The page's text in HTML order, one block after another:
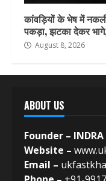
कांवड़ियों के भेष में
पकड़ा, झटका देकर
August 8, 2026
ABOUT US
Founder – INDRA
Website –
Email –